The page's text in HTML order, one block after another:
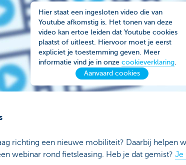
Hier staat een ingesloten video die van
Youtube afkomstig is. Het tonen van deze
video kan ertoe leiden dat Youtube cookies
plaatst of uitleest. Hiervoor moet je eerst
expliciet je toestemming geven. Meer
informatie vind je in onze cookieverklaring.
Aanvaard cookies
richting een nieuwe mobiliteit? Daarbij helpen
webinar rond fietsleasing. Heb je dat gemist? Je